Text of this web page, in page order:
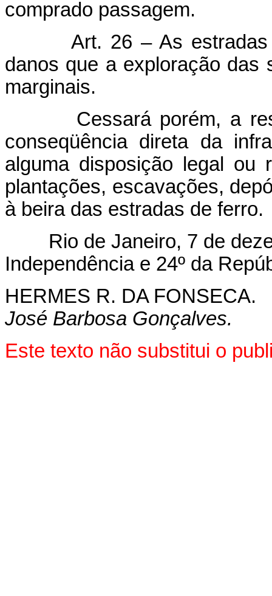
comprado passagem.
Art. 26 – As
danos que a exploração das
marginais.
Cessará porém, a
conseqüência direta da
alguma disposição legal ou
plantações, escavações,
à beira das estradas de ferro.
Rio de Janeiro, 7 de
Independência e 24º da
HERMES R. DA FONSECA.
José Barbosa Gonçalves.
Este texto não substitui o